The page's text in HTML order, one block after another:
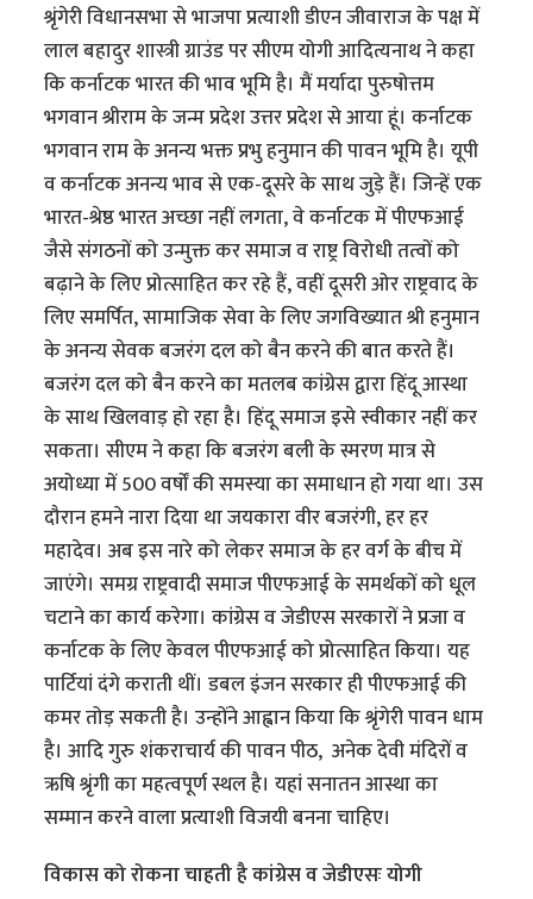
श्रृंगेरी विधानसभा से भाजपा प्रत्याशी डीएन जीवाराज के पक्ष में
लाल बहादुर शास्त्री ग्राउंड पर सीएम योगी आदित्यनाथ ने कहा
कि कर्नाटक भारत की भाव भूमि है। मैं मर्यादा पुरुषोत्तम
भगवान श्रीराम के जन्म प्रदेश उत्तर प्रदेश से आया हूं। कर्नाटक
भगवान राम के अनन्य भक्त प्रभु हनुमान की पावन भूमि है। यूपी
व कर्नाटक अनन्य भाव से एक-दूसरे के साथ जुड़े हैं। जिन्हें एक
भारत-श्रेष्ठ भारत अच्छा नहीं लगता, वे कर्नाटक में पीएफआई
जैसे संगठनों को उन्मुक्त कर समाज व राष्ट्र विरोधी तत्वों को
बढ़ाने के लिए प्रोत्साहित कर रहे हैं, वहीं दूसरी ओर राष्ट्रवाद के
लिए समर्पित, सामाजिक सेवा के लिए जगविख्यात श्री हनुमान
के अनन्य सेवक बजरंग दल को बैन करने की बात करते हैं।
बजरंग दल को बैन करने का मतलब कांग्रेस द्वारा हिंदू आस्था
के साथ खिलवाड़ हो रहा है। हिंदू समाज इसे स्वीकार नहीं कर
सकता। सीएम ने कहा कि बजरंग बली के स्मरण मात्र से
अयोध्या में 500 वर्षों की समस्या का समाधान हो गया था। उस
दौरान हमने नारा दिया था जयकारा वीर बजरंगी, हर हर
महादेव। अब इस नारे को लेकर समाज के हर वर्ग के बीच में
जाएंगे। समग्र राष्ट्रवादी समाज पीएफआई के समर्थकों को धूल
चटाने का कार्य करेगा। कांग्रेस व जेडीएस सरकारों ने प्रजा व
कर्नाटक के लिए केवल पीएफआई को प्रोत्साहित किया। यह
पार्टियां दंगे कराती थीं। डबल इंजन सरकार ही पीएफआई की
कमर तोड़ सकती है। उन्होंने आह्वान किया कि श्रृंगेरी पावन धाम
है। आदि गुरु शंकराचार्य की पावन पीठ, अनेक देवी मंदिरों व
ऋषि श्रृंगी का महत्वपूर्ण स्थल है। यहां सनातन आस्था का
सम्मान करने वाला प्रत्याशी विजयी बनना चाहिए।
विकास को रोकना चाहती है कांग्रेस व जेडीएसः योगी